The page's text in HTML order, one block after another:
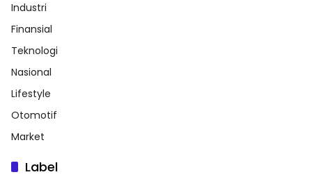
Industri
Finansial
Teknologi
Nasional
Lifestyle
Otomotif
Market
Label